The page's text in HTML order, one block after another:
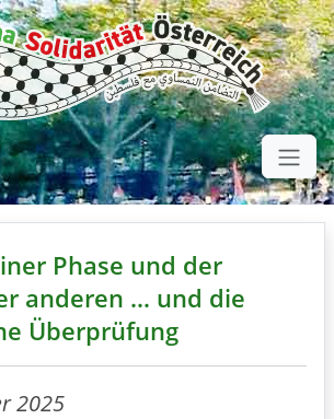
Phase und der
anderen … und die
Überprüfung
2025